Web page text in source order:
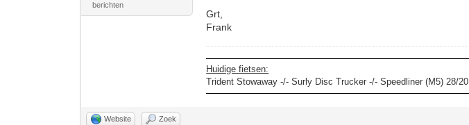
berichten
Grt,
Frank
Huidige fietsen:
Trident Stowaway -/- Surly Disc Trucker -/- Speedliner (M5) 28/20
Website Zoek